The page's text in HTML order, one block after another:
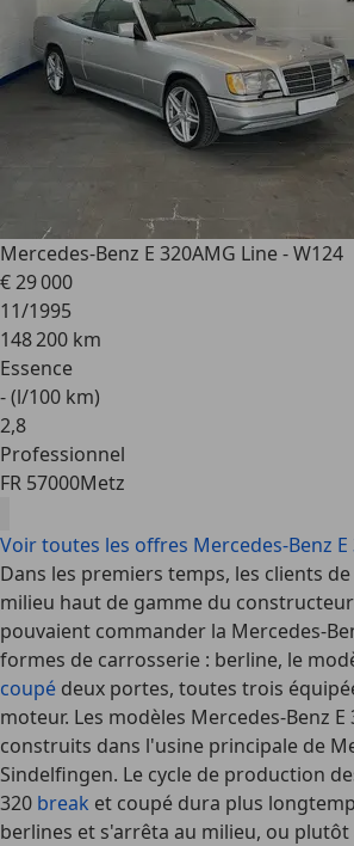
Mercedes-Benz E 320AMG Line - W124
€ 29 000
11/1995
148 200 km
Essence
- (l/100 km)
2,8
Professionnel
FR 57000Metz
Voir toutes les offres Mercedes-Benz E
Dans les premiers temps, les clients
milieu haut de gamme du
pouvaient commander la Mercedes-
formes de carrosserie : berline, le
coupé deux portes, toutes trois
moteur. Les modèles Mercedes-Benz
construits dans l'usine principale de
Sindelfingen. Le cycle de production
320 break et coupé dura plus
berlines et s'arrêta au milieu, ou plutôt